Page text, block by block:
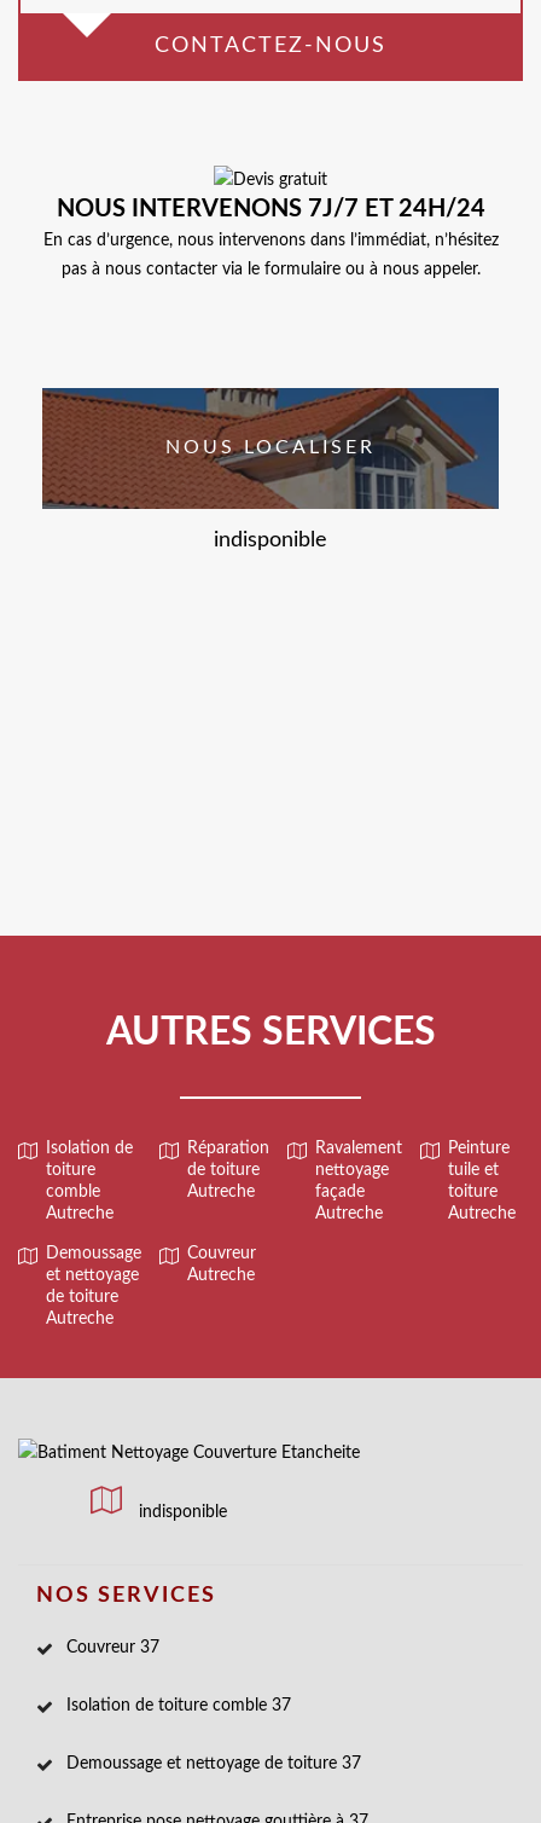
CONTACTEZ-NOUS
NOUS INTERVENONS 7J/7 ET 24H/24
En cas d’urgence, nous intervenons dans l’immédiat, n’hésitez
pas à nous contacter via le formulaire ou à nous appeler.
NOUS LOCALISER
indisponible
AUTRES SERVICES
Isolation de
toiture
comble
Autreche
Réparation
de toiture
Autreche
Ravalement
nettoyage
façade
Autreche
Peinture
tuile et
toiture
Autreche
Demoussage
et nettoyage
de toiture
Autreche
Couvreur
Autreche
indisponible
NOS SERVICES
Couvreur 37
Isolation de toiture comble 37
Demoussage et nettoyage de toiture 37